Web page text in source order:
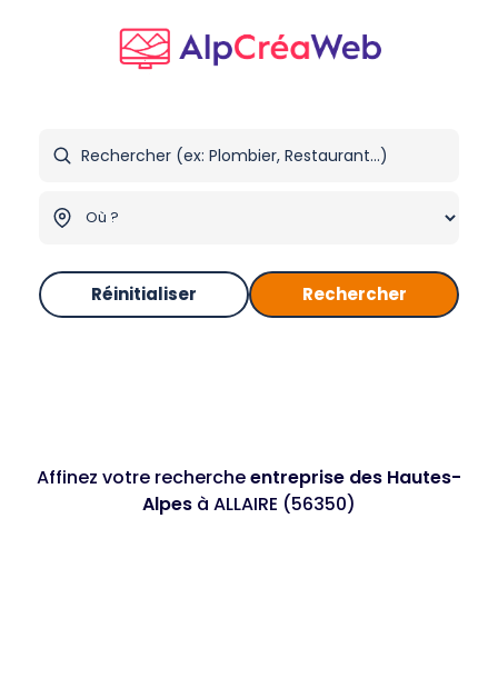
Réinitialiser Rechercher
Affinez votre rechercheentreprise des Hautes-
Alpes à ALLAIRE (56350)